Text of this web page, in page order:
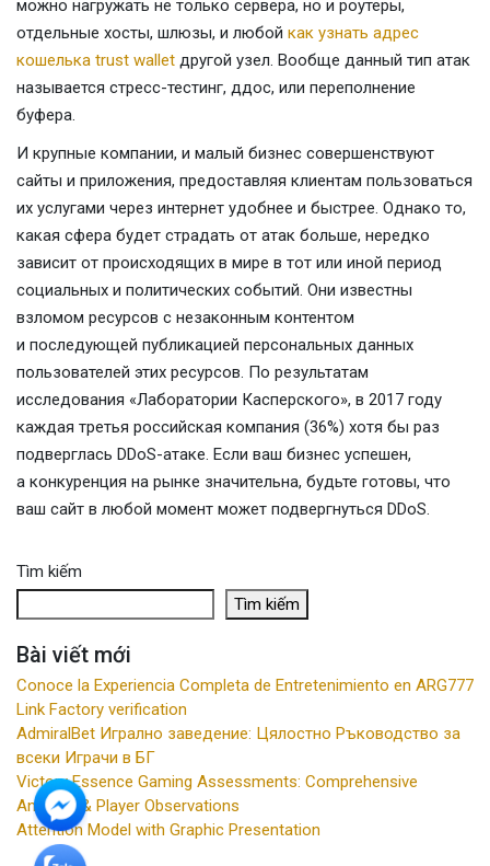
можно нагружать не только сервера, но и роутеры,
отдельные хосты, шлюзы, и любой как узнать адрес
кошелька trust wallet другой узел. Вообще данный тип атак
называется стресс-тестинг, ддос, или переполнение
буфера.
И крупные компании, и малый бизнес совершенствуют
сайты и приложения, предоставляя клиентам пользоваться
их услугами через интернет удобнее и быстрее. Однако то,
какая сфера будет страдать от атак больше, нередко
зависит от происходящих в мире в тот или иной период
социальных и политических событий. Они известны
взломом ресурсов с незаконным контентом
и последующей публикацией персональных данных
пользователей этих ресурсов. По результатам
исследования «Лаборатории Касперского», в 2017 году
каждая третья российская компания (36%) хотя бы раз
подверглась DDoS-атаке. Если ваш бизнес успешен,
а конкуренция на рынке значительна, будьте готовы, что
ваш сайт в любой момент может подвергнуться DDoS.
Tìm kiếm
Tìm kiếm
Bài viết mới
Conoce la Experiencia Completa de Entretenimiento en ARG777
Link Factory verification
AdmiralBet Игрално заведение: Цялостно Ръководство за
всеки Играчи в БГ
Victory Essence Gaming Assessments: Comprehensive
Analysis & Player Observations
Attention Model with Graphic Presentation